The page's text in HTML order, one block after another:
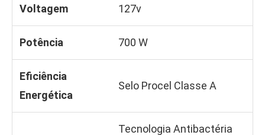
Voltagem 127v
Potência 700 W
Eficiência
Energética
Selo Procel Classe A
Tecnologia Antibactéria